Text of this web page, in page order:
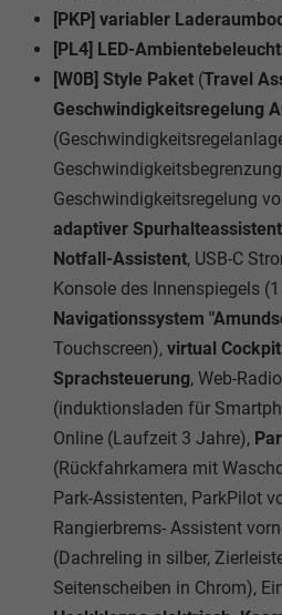
[PKP] variabler
[PL4] LED-
[W0B] Style Paket (Travel
Geschwindigkeitsregelung
Geschwindigkeitsregelung
adaptiver
Notfall-Assistent, USB-C
Konsole des Innenspiegels
Navigationssystem
Touchscreen), virtual Cockpit
Sprachsteuerung, Web-
(induktionsladen für
Online (Laufzeit 3 Jahre),
(Rückfahrkamera mit
Park-Assistenten, ParkPilot
Rangierbrems- Assistent
(Dachreling in silber,
Seitenscheiben in Chrom),